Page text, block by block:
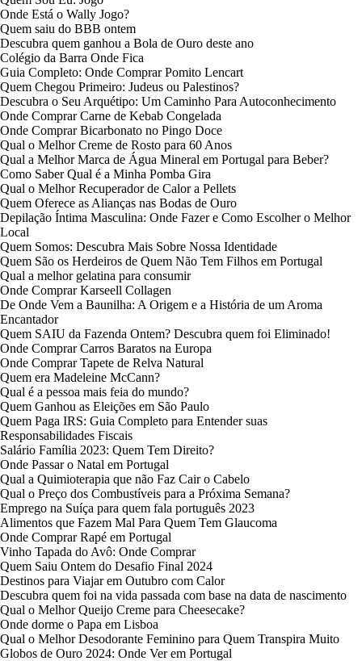
Onde Está o Wally Jogo?
Quem saiu do BBB ontem
Descubra quem ganhou a Bola de Ouro deste ano
Colégio da Barra Onde Fica
Guia Completo: Onde Comprar Pomito Lencart
Quem Chegou Primeiro: Judeus ou Palestinos?
Descubra o Seu Arquétipo: Um Caminho Para Autoconhecimento
Onde Comprar Carne de Kebab Congelada
Onde Comprar Bicarbonato no Pingo Doce
Qual o Melhor Creme de Rosto para 60 Anos
Qual a Melhor Marca de Água Mineral em Portugal para Beber?
Como Saber Qual é a Minha Pomba Gira
Qual o Melhor Recuperador de Calor a Pellets
Quem Oferece as Alianças nas Bodas de Ouro
Depilação Íntima Masculina: Onde Fazer e Como Escolher o Melhor
Local
Quem Somos: Descubra Mais Sobre Nossa Identidade
Quem São os Herdeiros de Quem Não Tem Filhos em Portugal
Qual a melhor gelatina para consumir
Onde Comprar Karseell Collagen
De Onde Vem a Baunilha: A Origem e a História de um Aroma
Encantador
Quem SAIU da Fazenda Ontem? Descubra quem foi Eliminado!
Onde Comprar Carros Baratos na Europa
Onde Comprar Tapete de Relva Natural
Quem era Madeleine McCann?
Qual é a pessoa mais feia do mundo?
Quem Ganhou as Eleições em São Paulo
Quem Paga IRS: Guia Completo para Entender suas
Responsabilidades Fiscais
Salário Família 2023: Quem Tem Direito?
Onde Passar o Natal em Portugal
Qual a Quimioterapia que não Faz Cair o Cabelo
Qual o Preço dos Combustíveis para a Próxima Semana?
Emprego na Suíça para quem fala português 2023
Alimentos que Fazem Mal Para Quem Tem Glaucoma
Onde Comprar Rapé em Portugal
Vinho Tapada do Avô: Onde Comprar
Quem Saiu Ontem do Desafio Final 2024
Destinos para Viajar em Outubro com Calor
Descubra quem foi na vida passada com base na data de nascimento
Qual o Melhor Queijo Creme para Cheesecake?
Onde dorme o Papa em Lisboa
Qual o Melhor Desodorante Feminino para Quem Transpira Muito
Globos de Ouro 2024: Onde Ver em Portugal